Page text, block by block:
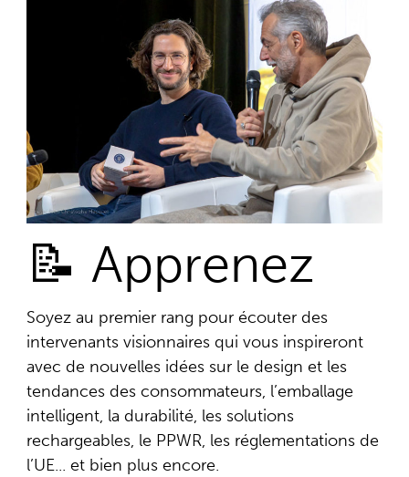
📝 Apprenez
Soyez au premier rang pour écouter des
intervenants visionnaires qui vous inspireront
avec de nouvelles idées sur le design et les
tendances des consommateurs, l’emballage
intelligent, la durabilité, les solutions
rechargeables, le PPWR, les réglementations de
l’UE... et bien plus encore.